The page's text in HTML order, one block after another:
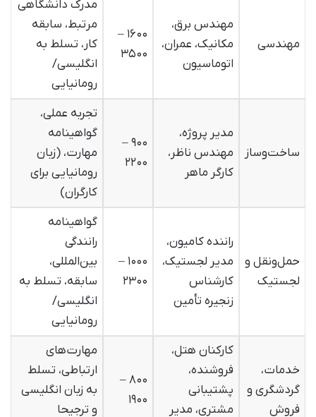
مهندسی
مهندس برق،
مکانیک، عمران،
اتوماسیون
۱۶۰۰ –
۳۵۰۰
مدرک دانشگاهی
مرتبط، سابقه
کار، تسلط به
انگلیسی/
رومانیایی
ساخت‌وساز
مدیر پروژه،
مهندس ناظر،
کارگر ماهر
۹۰۰ –
۲۲۰۰
تجربه عملی،
گواهینامه
مهارت، (زبان
رومانیایی برای
کارگران)
حمل‌ونقل و
لجستیک
راننده کامیون،
مدیر لجستیک،
کارشناس
زنجیره تأمین
۱۰۰۰ –
۲۳۰۰
گواهینامه
رانندگی
بین‌المللی،
سابقه، تسلط به
انگلیسی/
رومانیایی
خدمات،
گردشگری و
فروش
کارکنان هتل،
فروشنده،
پشتیبانی
مشتری، مدیر
۸۰۰ –
۱۹۰۰
مهارت‌های
ارتباطی، تسلط
به زبان انگلیسی
و ترجیحا